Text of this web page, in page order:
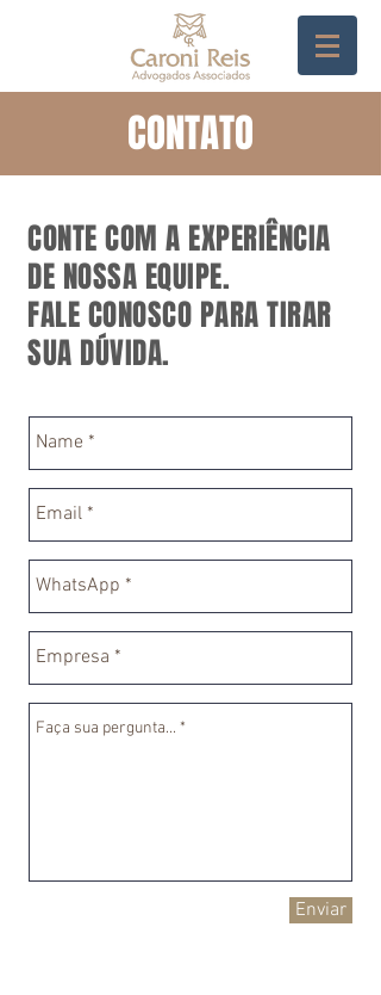
CONTATO
CONTE COM A EXPERIÊNCIA
DE NOSSA EQUIPE.
FALE CONOSCO PARA TIRAR
SUA DÚVIDA.
Enviar